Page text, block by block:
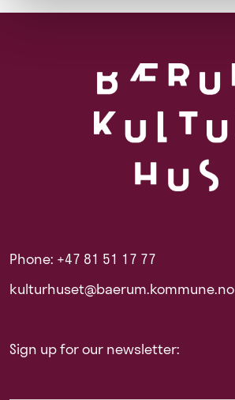
Phone: +47 81 51 17 77
kulturhuset@baerum.kommune.no
Sign up for our newsletter: